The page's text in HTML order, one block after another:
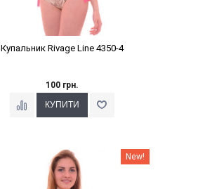
Купальник Rivage Line 4350-4
100 грн.
Наклейки Варіант з % New!